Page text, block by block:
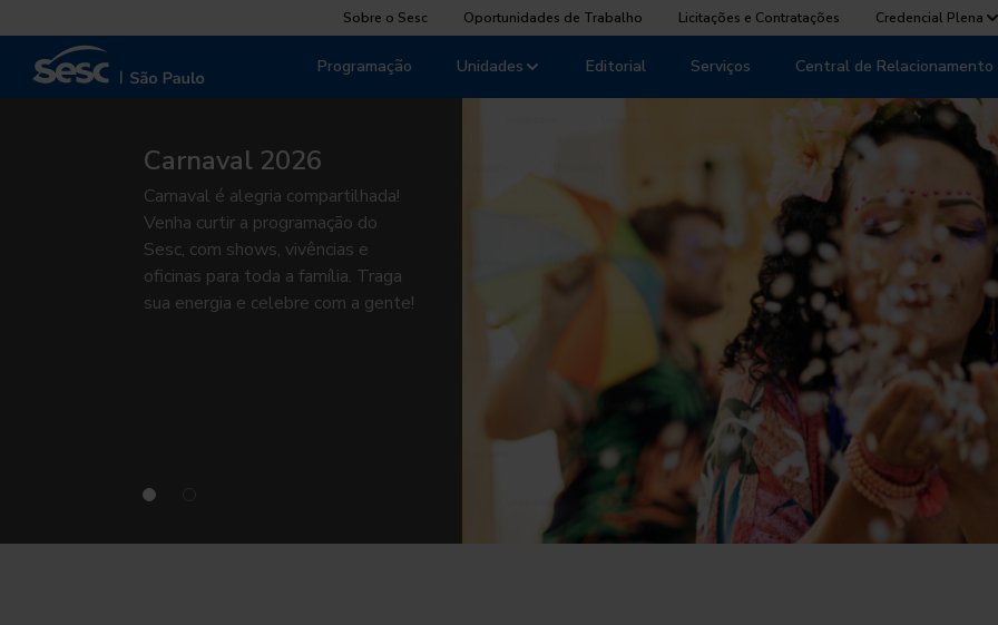
Sobre o Sesc Oportunidades de Trabalho Licitações e Contratações Credencial Plena
Unidades
Programação Editorial Serviços Central de Relacionamento
Carnaval 2026
Carnaval é alegria compartilhada!
Venha curtir a programação do
Sesc, com shows, vivências e
oficinas para toda a família. Traga
sua energia e celebre com a gente!